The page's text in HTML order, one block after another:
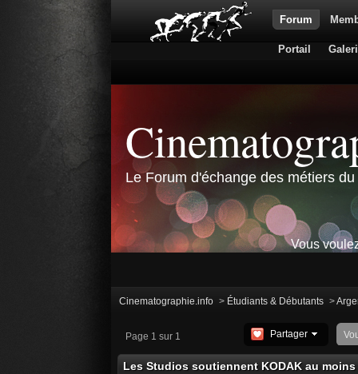
Forum
Portail
Le Forum d'échange des métiers
Vous
Cinematographie.info > Étudiants & Débutants >
Page 1 sur 1 Partager
Les Studios soutiennent KODAK au